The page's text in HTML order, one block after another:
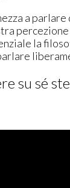
a parlare
la
su sé